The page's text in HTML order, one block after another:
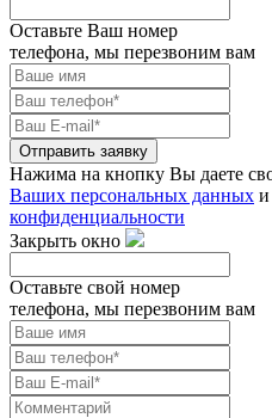
Оставьте Ваш номер
телефона, мы перезвоним вам
Отправить заявку
Нажима на кнопку Вы даете
Ваших персональных данных и
конфиденциальности
Закрыть окно
Оставьте свой номер
телефона, мы перезвоним вам